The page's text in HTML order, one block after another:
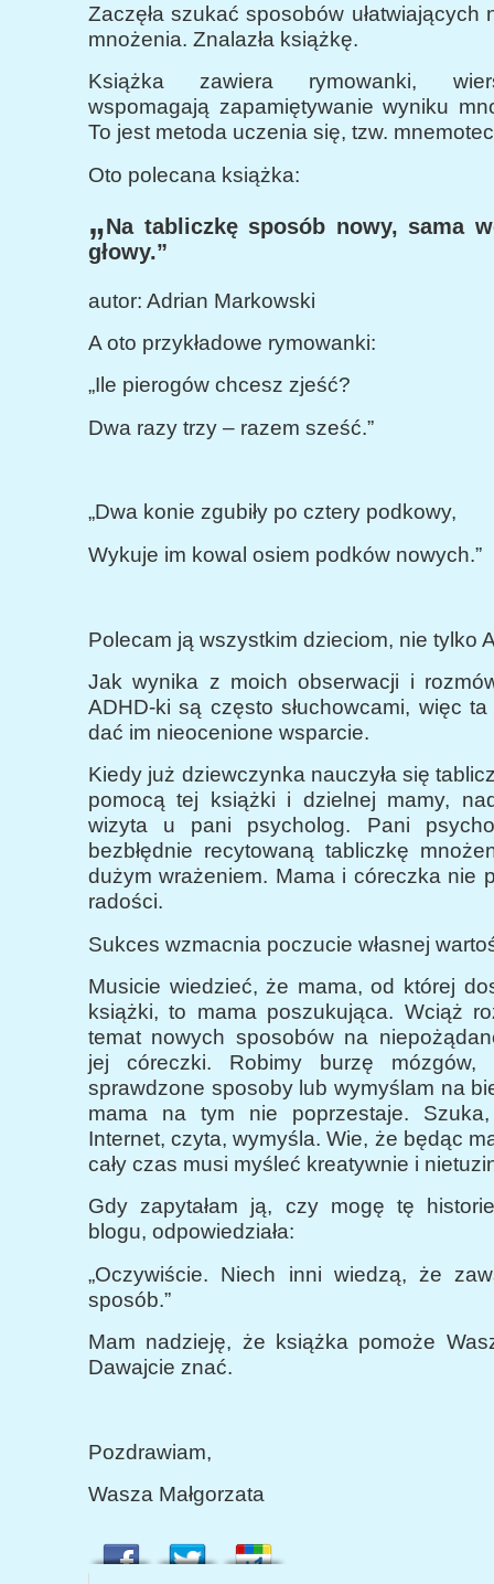
Zaczęła szukać sposobów ułatwiających
mnożenia. Znalazła książkę.
Książka zawiera rymowanki,
wspomagają zapamiętywanie wyniku
To jest metoda uczenia się, tzw.
Oto polecana książka:
„Na tabliczkę sposób nowy, sama
głowy.”
autor: Adrian Markowski
A oto przykładowe rymowanki:
„Ile pierogów chcesz zjeść?
Dwa razy trzy – razem sześć.”
„Dwa konie zgubiły po cztery podkowy,
Wykuje im kowal osiem podków nowych.”
Polecam ją wszystkim dzieciom, nie tylko
Jak wynika z moich obserwacji i
ADHD-ki są często słuchowcami, więc
dać im nieocenione wsparcie.
Kiedy już dziewczynka nauczyła się
pomocą tej książki i dzielnej mamy,
wizyta u pani psycholog. Pani
bezbłędnie recytowaną tabliczkę
dużym wrażeniem. Mama i córeczka nie
radości.
Sukces wzmacnia poczucie własnej
Musicie wiedzieć, że mama, od której
książki, to mama poszukująca. Wciąż
temat nowych sposobów na
jej córeczki. Robimy burzę mózgów,
sprawdzone sposoby lub wymyślam na
mama na tym nie poprzestaje. Szuka,
Internet, czyta, wymyśla. Wie, że będąc
cały czas musi myśleć kreatywnie i
Gdy zapytałam ją, czy mogę tę
blogu, odpowiedziała:
„Oczywiście. Niech inni wiedzą, że
sposób.”
Mam nadzieję, że książka pomoże
Dawajcie znać.
Pozdrawiam,
Wasza Małgorzata